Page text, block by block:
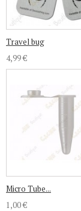
Travel bug
4,99 €
Micro Tube...
1,00 €